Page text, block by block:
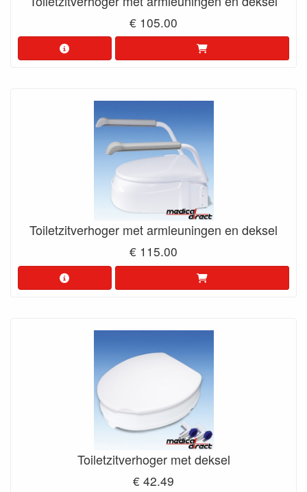
€ 105.00
Toiletzitverhoger met armleuningen en deksel
€ 115.00
Toiletzitverhoger met deksel
€ 42.49